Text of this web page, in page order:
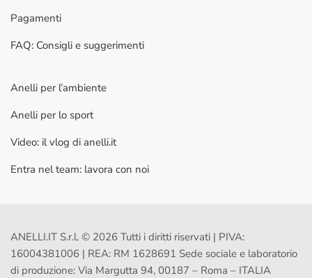
Pagamenti
FAQ: Consigli e suggerimenti
Anelli per l’ambiente
Anelli per lo sport
Video: il vlog di anelli.it
Entra nel team: lavora con noi
ANELLI.IT S.r.l. © 2026 Tutti i diritti riservati | PIVA:
16004381006 | REA: RM 1628691 Sede sociale e laboratorio
di produzione: Via Margutta 94, 00187 – Roma – ITALIA